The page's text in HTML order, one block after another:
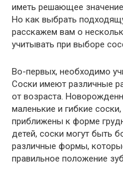
иметь решающее
Но как выбрать
расскажем вам о
учитывать при выборе
Во-первых, необходимо
Соски имеют различные
от возраста.
маленькие и гибкие
приближены к форме
детей, соски могут быть
различные формы,
правильное положение